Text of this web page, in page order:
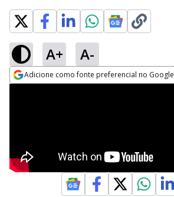
A+ A-
Adicione como fonte preferencial no Google